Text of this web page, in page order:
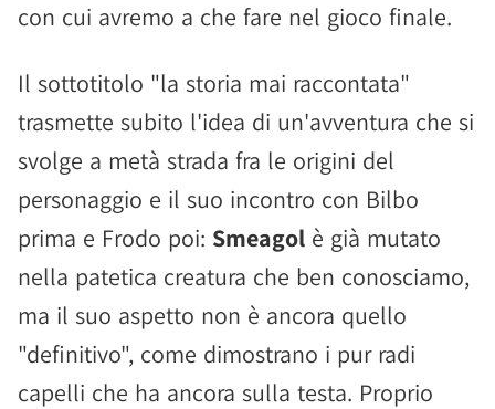
con cui avremo a che fare nel gioco finale.
Il sottotitolo "la storia mai raccontata"
trasmette subito l'idea di un'avventura che si
svolge a metà strada fra le origini del
personaggio e il suo incontro con Bilbo
prima e Frodo poi: Smeagol è già mutato
nella patetica creatura che ben conosciamo,
ma il suo aspetto non è ancora quello
"definitivo", come dimostrano i pur radi
capelli che ha ancora sulla testa. Proprio